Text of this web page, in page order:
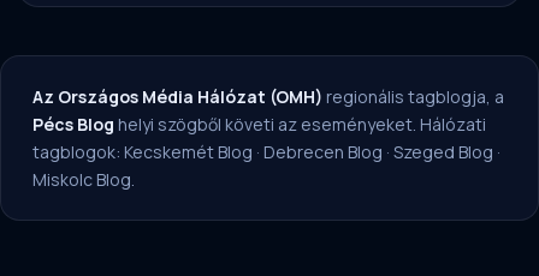
Az Országos Média Hálózat (OMH) regionális tagblogja, a
Pécs Blog helyi szögből követi az eseményeket. Hálózati
tagblogok: Kecskemét Blog · Debrecen Blog · Szeged Blog ·
Miskolc Blog.